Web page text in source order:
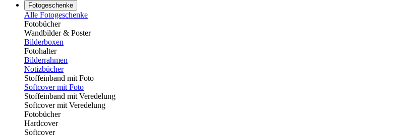
Fotogeschenke
Alle Fotogeschenke
Fotobücher
Wandbilder & Poster
Bilderboxen
Fotohalter
Bilderrahmen
Notizbücher
Stoffeinband mit Foto
Softcover mit Foto
Stoffeinband mit Veredelung
Softcover mit Veredelung
Fotobücher
Hardcover
Softcover